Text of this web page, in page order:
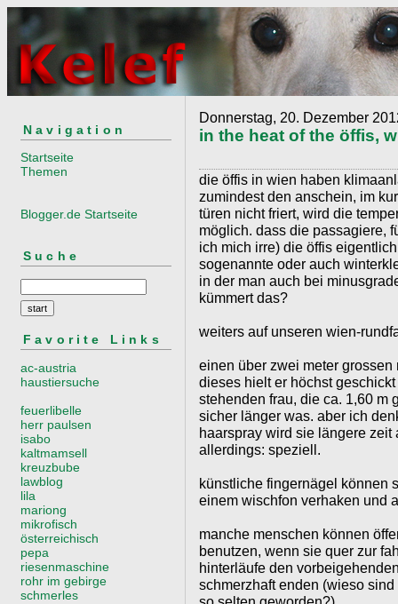
Navigation
Startseite
Themen
Blogger.de Startseite
Suche
Favorite Links
ac-austria
haustiersuche
feuerlibelle
herr paulsen
isabo
kaltmamsell
kreuzbube
lawblog
lila
mariong
mikrofisch
österreichisch
pepa
riesenmaschine
rohr im gebirge
schmerles
Donnerstag, 20. Dezember
in the heat of the öffis,
die öffis in wien haben
zumindest den anschein, im
türen nicht friert, wird die
möglich. dass die passagiere,
ich mich irre) die öffis
sogenannte oder auch
in der man auch bei
kümmert das?
weiters auf unseren wien-
einen über zwei meter
dieses hielt er höchst
stehenden frau, die ca. 1,60 m
sicher länger was. aber ich
haarspray wird sie längere
allerdings: speziell.
künstliche fingernägel können
einem wischfon verhaken und
manche menschen können
benutzen, wenn sie quer zur
hinterläufe den
schmerzhaft enden (wieso